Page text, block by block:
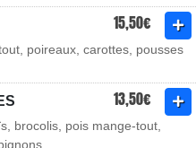
15,50€
poireaux, carottes, pousses
13,50€
brocolis, pois mange-tout,